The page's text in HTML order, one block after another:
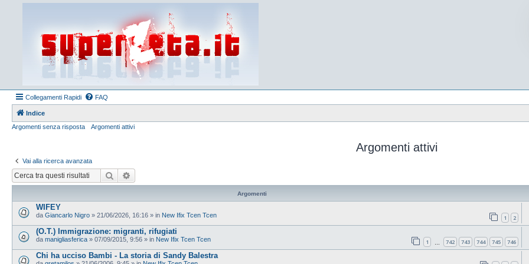
Collegamenti Rapidi FAQ
Indice
Argomenti senza risposta
Argomenti attivi
Argomenti attivi
Vai alla ricerca avanzata
Cerca
Argomenti
WIFEY
da Giancarlo Nigro » 21/06/2026, 16:16 » in New Ifix Tcen Tcen 1 2
(O.T.) Immigrazione: migranti, rifugiati
da manigliasferica » 07/09/2015, 9:56 » in New Ifix Tcen Tcen 1 742 743 744 745 746
Chi ha ucciso Bambi - La storia di Sandy Balestra